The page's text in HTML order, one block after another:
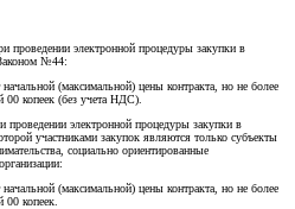
проведении электронной процедуры закупки в
№44:
(максимальной) цены контракта, но не более
00 копеек (без учета НДС).
проведении электронной процедуры закупки в
участниками закупок являются только субъекты
социально ориентированные
(максимальной) цены контракта, но не более
00 копеек.